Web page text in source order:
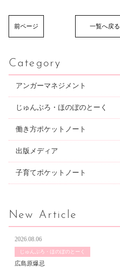
前ページ 一覧へ戻る
Category
アンガーマネジメント
じゅんぶろ・ほのぼのとーく
働き方ポケットノート
出版メディア
子育てポケットノート
New Article
2026.08.06
じゅんぶろ・ほのぼのとーく
広島原爆忌